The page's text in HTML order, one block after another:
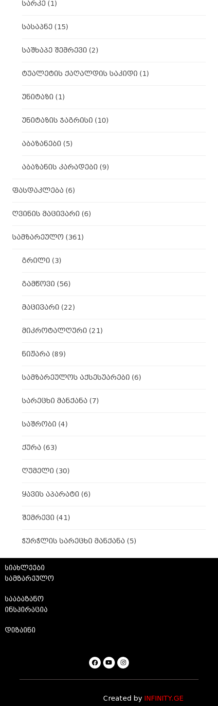
სარკე (1)
სასაპნე (15)
საშხაპე შემრევი (2)
ტუალეტის ქაღალდის საკიდი (1)
უნიტაზი (1)
უნიტაზის ჯაგრისი (10)
აბაზანები (5)
აბაზანის კარადები (9)
ფასდაკლება (6)
ღვინის მაცივარი (6)
სამზარეულო (361)
გრილი (3)
გამწოვი (56)
მაცივარი (22)
მიკროტალღური (21)
ნიჟარა (89)
სამზარეულოს აქსესუარები (6)
სარეცხი მანქანა (7)
საშრობი (4)
ქურა (63)
ღუმელი (30)
ყავის აპარატი (6)
შემრევი (41)
ჭურჭლის სარეცხი მანქანა (5)
სიახლეები
სამზარეულო
სააბაზანო
ინსპირაცია
დიზაინი
Created by INFINITY.GE